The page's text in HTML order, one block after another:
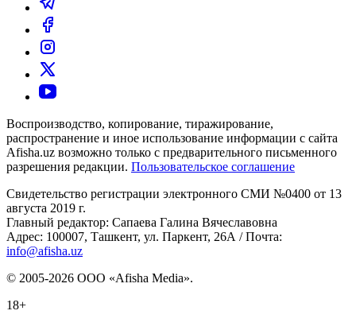
Воспроизводство, копирование, тиражирование,
распространение и иное использование информации с сайта
Afisha.uz возможно только с предварительного письменного
разрешения редакции. Пользовательское соглашение
Свидетельство регистрации электронного СМИ №0400 от 13
августа 2019 г.
Главный редактор: Сапаева Галина Вячеславовна
Адрес: 100007, Ташкент, ул. Паркент, 26А / Почта:
info@afisha.uz
© 2005-2026 ООО «Afisha Media».
18+